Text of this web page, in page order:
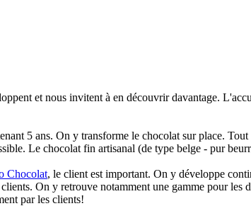
et nous invitent à en découvrir davantage.
5 ans. On y transforme le chocolat sur place.
Le chocolat fin artisanal (de type belge - pur
Chocolat, le client est important. On y développe
On y retrouve notamment une gamme pour les
par les clients!